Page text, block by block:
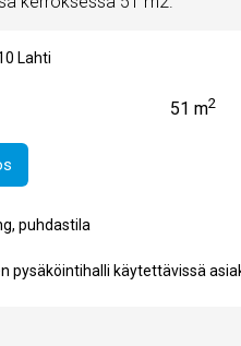
Lahti
51 m2
puhdastila
pysäköintihalli käytettävissä